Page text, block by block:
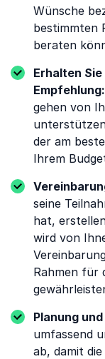
Wünsche
bestimmten
beraten
Erhalten
Empfehlung:
gehen von
der am
Ihrem
seine
hat,
wird von
Rahmen für
Planung
umfassend
ab, damit